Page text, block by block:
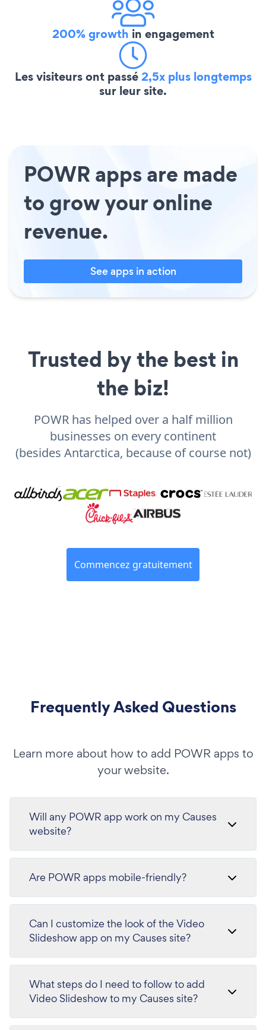
200% growth in engagement
Les visiteurs ont passé2,5x plus longtemps
sur leur site.
POWR apps are made
to grow your online
revenue.
See apps in action
Trusted by the best in
the biz!
POWR has helped over a half million
businesses on every continent
(besides Antarctica, because of course not)
Commencez gratuitement
Frequently Asked Questions
Learn more about how to add POWR apps to
your website.
Will any POWR app work on my Causes
website?
Are POWR apps mobile-friendly?
Can I customize the look of the Video
Slideshow app on my Causes site?
What steps do I need to follow to add
Video Slideshow to my Causes site?